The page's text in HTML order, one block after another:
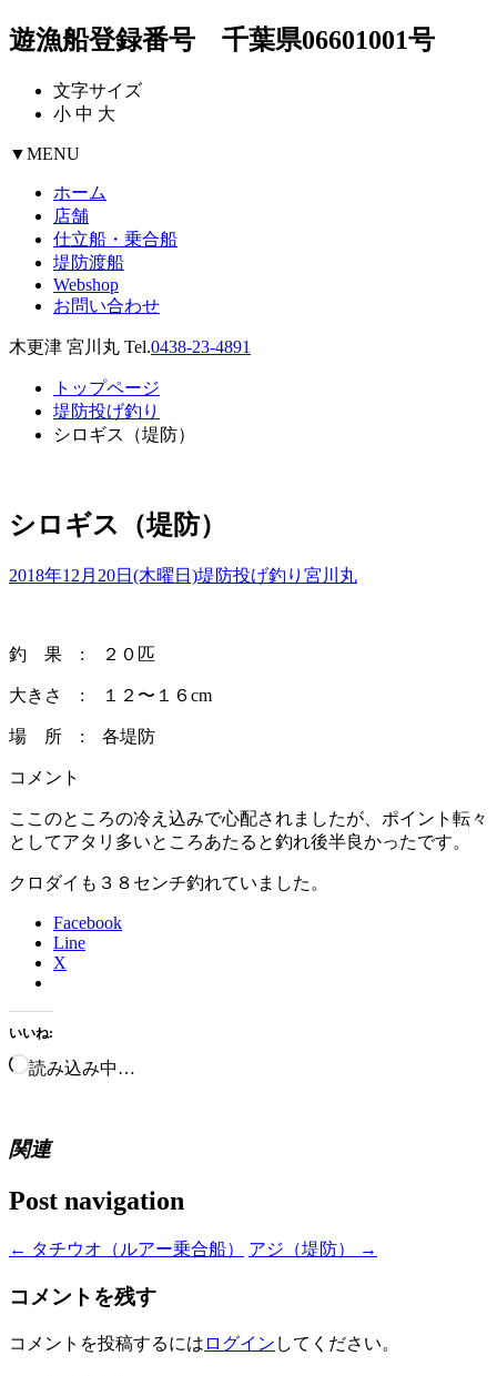
遊漁船登録番号 千葉県06601001号
文字サイズ
小 中 大
▼MENU
ホーム
店舗
仕立船・乗合船
堤防渡船
Webshop
お問い合わせ
木更津 宮川丸 Tel.0438-23-4891
トップページ
堤防投げ釣り
シロギス（堤防）
シロギス（堤防）
2018年12月20日(木曜日)堤防投げ釣り 宮川丸
釣 果 : ２０匹
大きさ : １２〜１６cm
場 所 : 各堤防
コメント
ここのところの冷え込みで心配されましたが、ポイント転々
としてアタリ多いところあたると釣れ後半良かったです。
クロダイも３８センチ釣れていました。
Facebook
Line
X
いいね:
読み込み中…
関連
Post navigation
← タチウオ（ルアー乗合船） アジ（堤防） →
コメントを残す
コメントを投稿するには ログイン してください。